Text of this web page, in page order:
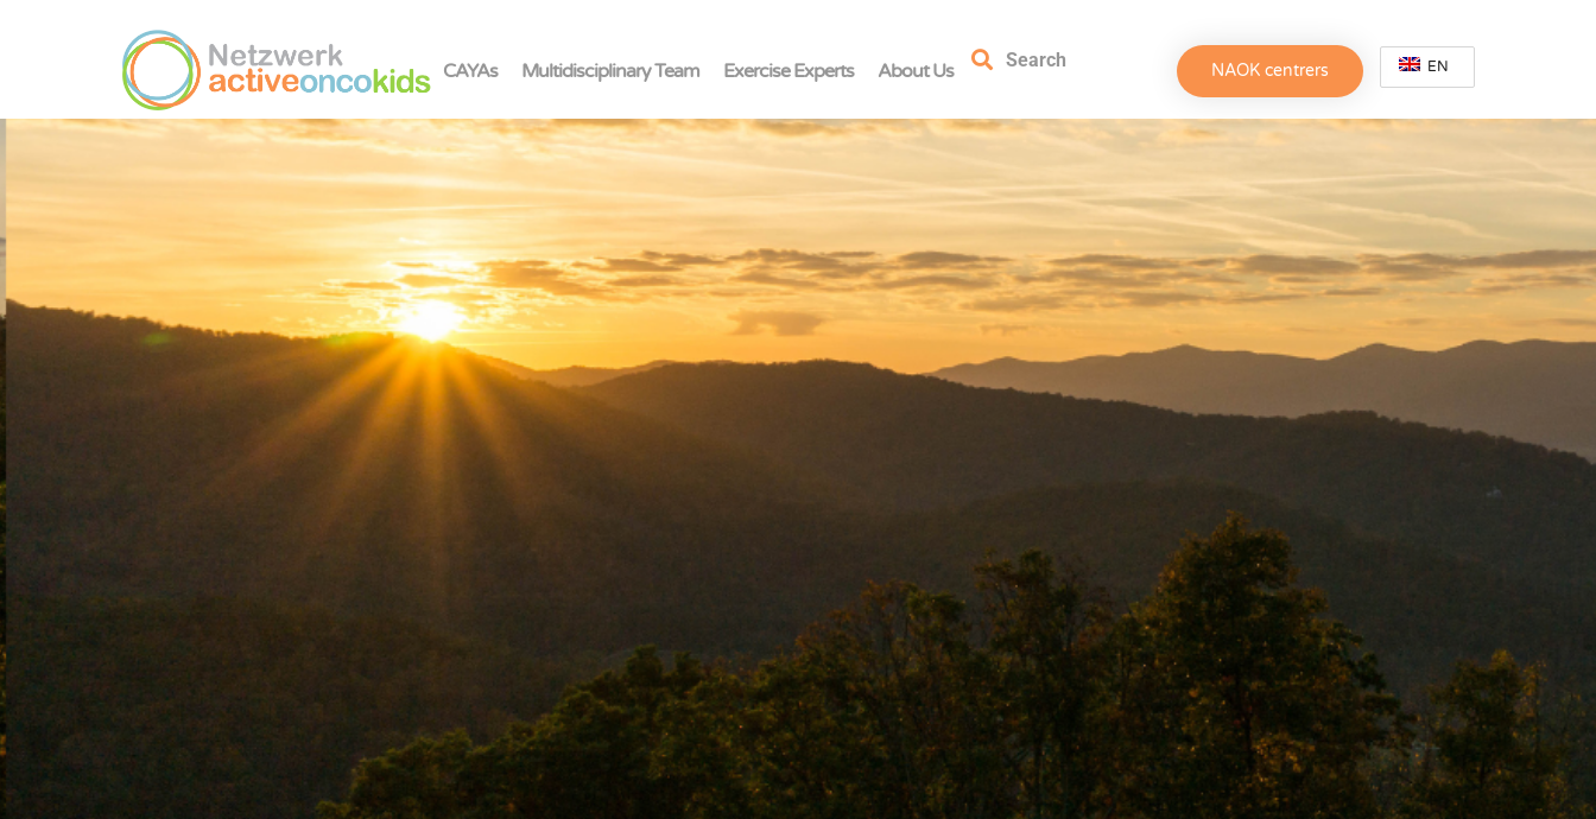
CAYAs Multidisciplinary Team Exercise Experts About Us Search NAOK centrers EN